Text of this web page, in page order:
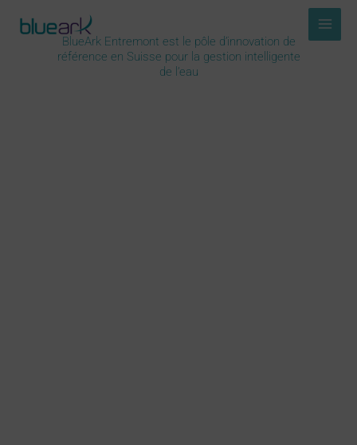
BlueArk Entremont est le pôle d’innovation de
référence en Suisse pour la gestion intelligente
de l’eau